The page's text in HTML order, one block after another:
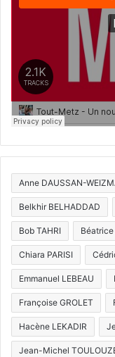
Anne DAUSSAN-
Belkhir BELHADDAD
Bob TAHRI Béatrice
Chiara PARISI
Emmanuel LEBEAU
Françoise GROLET
Hacène LEKADIR
Jean-Michel